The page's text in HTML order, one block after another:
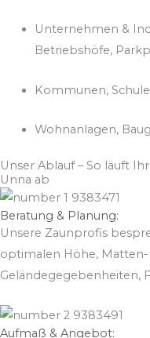
Unternehmen &
Betriebshöfe,
Kommunen,
Wohnanlagen,
Unser Ablauf – So läuft
Unna ab
Beratung & Planung:
Unsere Zaunprofis
optimalen Höhe,
Geländegegebenheiten,
Aufmaß & Angebot: